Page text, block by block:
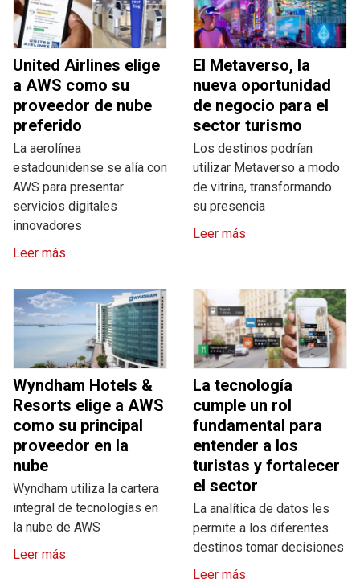
United Airlines elige
a AWS como su
proveedor de nube
preferido
La aerolínea
estadounidense se alía con
AWS para presentar
servicios digitales
innovadores
Leer más
El Metaverso, la
nueva oportunidad
de negocio para el
sector turismo
Los destinos podrían
utilizar Metaverso a modo
de vitrina, transformando
su presencia
Leer más
Wyndham Hotels &
Resorts elige a AWS
como su principal
proveedor en la
nube
Wyndham utiliza la cartera
integral de tecnologías en
la nube de AWS
Leer más
La tecnología
cumple un rol
fundamental para
entender a los
turistas y fortalecer
el sector
La analítica de datos les
permite a los diferentes
destinos tomar decisiones
Leer más